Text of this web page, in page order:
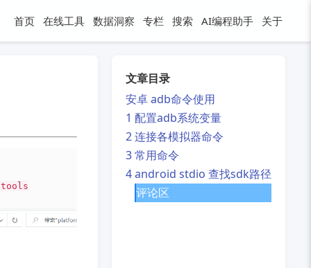
首页 在线工具 数据洞察 专栏 搜索 AI编程助手 关于
tools
文章目录
安卓 adb命令使用
1 配置adb系统变量
2 连接各模拟器命令
3 常用命令
4 android stdio 查找sdk路径
评论区